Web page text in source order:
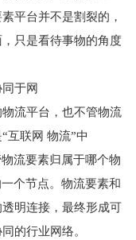
平台并不是割裂的，
只是看待事物的角度
于网
流平台，也不管物流
互联网 物流”中
流要素归属于哪个物
个节点。物流要素和
明连接，最终形成可
的行业网络。